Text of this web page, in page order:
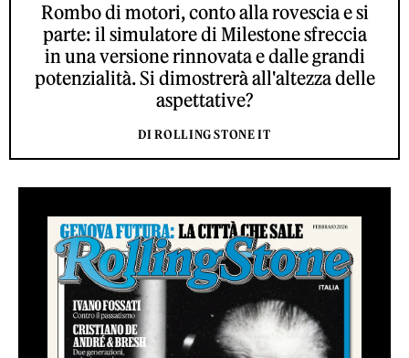
Rombo di motori, conto alla rovescia e si
parte: il simulatore di Milestone sfreccia
in una versione rinnovata e dalle grandi
potenzialità. Si dimostrerà all'altezza delle
aspettative?
DI ROLLING STONE IT